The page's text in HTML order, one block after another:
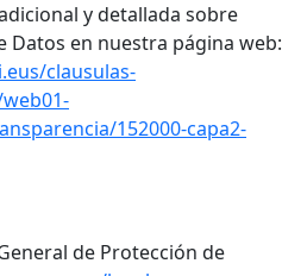
y detallada sobre
Datos en nuestra página web:
clausulas-
152000-capa2-
de Protección de